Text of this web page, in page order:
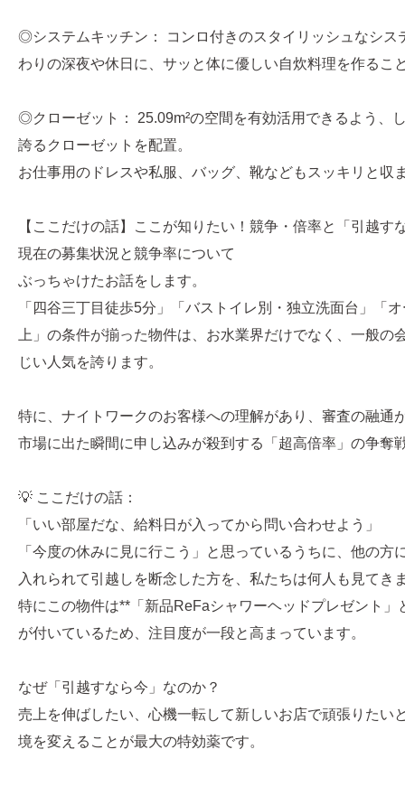
◎システムキッチン： コンロ付きのスタイリッシュなシス
わりの深夜や休日に、サッと体に優しい自炊料理を作るこ
◎クローゼット： 25.09m²の空間を有効活用できるよう、
誇るクローゼットを配置。
お仕事用のドレスや私服、バッグ、靴などもスッキリと収
【ここだけの話】ここが知りたい！競争・倍率と「引越す
現在の募集状況と競争率について
ぶっちゃけたお話をします。
「四谷三丁目徒歩5分」「バストイレ別・独立洗面台」「
上」の条件が揃った物件は、お水業界だけでなく、一般の
じい人気を誇ります。
特に、ナイトワークのお客様への理解があり、審査の融通
市場に出た瞬間に申し込みが殺到する「超高倍率」の争奪
💡 ここだけの話：
「いい部屋だな、給料日が入ってから問い合わせよう」
「今度の休みに見に行こう」と思っているうちに、他の方
入れられて引越しを断念した方を、私たちは何人も見てき
特にこの物件は**「新品ReFaシャワーヘッドプレゼント」
が付いているため、注目度が一段と高まっています。
なぜ「引越すなら今」なのか？
売上を伸ばしたい、心機一転して新しいお店で頑張りたい
境を変えることが最大の特効薬です。